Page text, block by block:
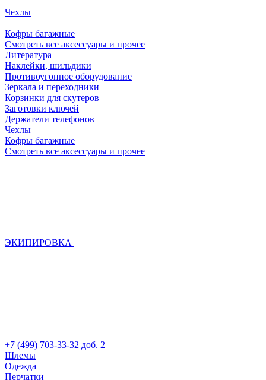
Чехлы
Кофры багажные
Смотреть все аксессуары и прочее
Литература
Наклейки, шильдики
Противоугонное оборудование
Зеркала и переходники
Корзинки для скутеров
Заготовки ключей
Держатели телефонов
Чехлы
Кофры багажные
Смотреть все аксессуары и прочее
ЭКИПИРОВКА
+7 (499) 703-33-32 доб. 2
Шлемы
Одежда
Перчатки